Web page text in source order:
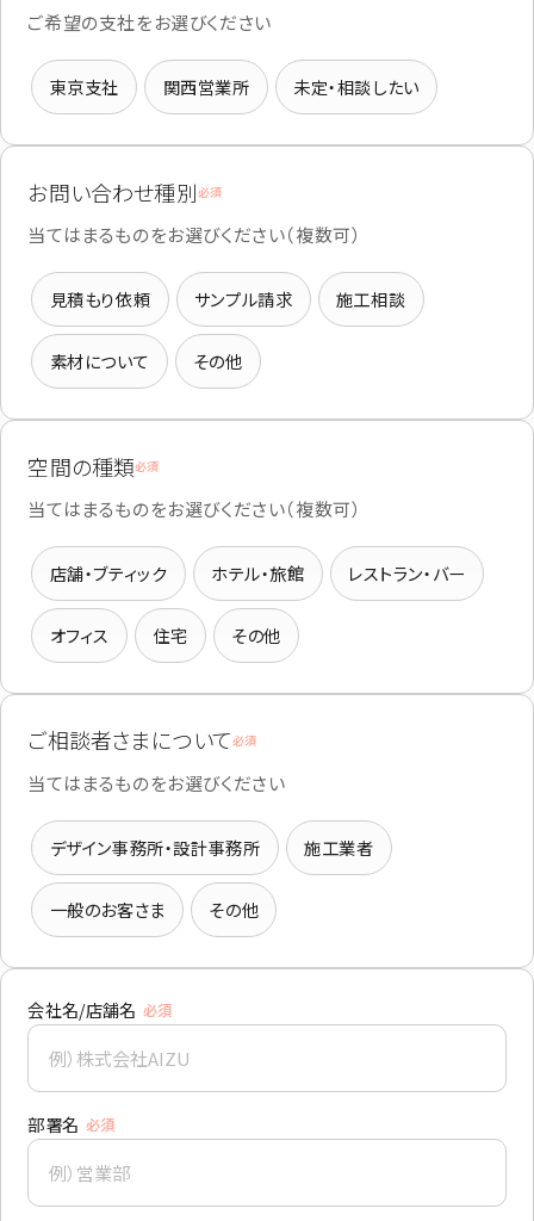
ご希望の支社をお選びください
東京支社 関西営業所 未定・相談したい
お問い合わせ種別必須
当てはまるものをお選びください（複数可）
見積もり依頼 サンプル請求 施工相談
素材について その他
空間の種類必須
当てはまるものをお選びください（複数可）
店舗・ブティック ホテル・旅館 レストラン・バー
オフィス 住宅 その他
ご相談者さまについて必須
当てはまるものをお選びください
デザイン事務所・設計事務所 施工業者
一般のお客さま その他
会社名/店舗名 必須
部署名 必須